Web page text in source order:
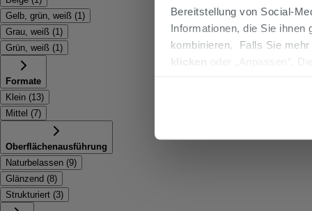
Bereitstellung von Social-
Informationen, die Sie ihnen
kombinieren. Falls Sie
klicken
oder „Anpassen“.
Gelb, grün, weiß (1 )
Grau, weiß (1 )
Grün, weiß (1 )
Formate
Klein (13)
Mittel (7)
Oberflächenausführung
Naturbelassen (9)
Glänzend (8)
Strukturiert (3)